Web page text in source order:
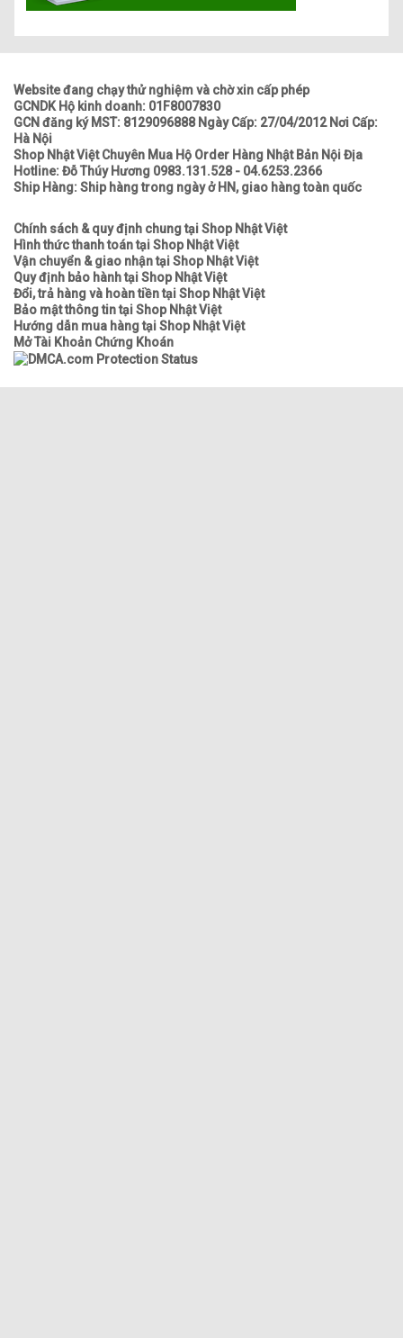
Website đang chạy thử nghiệm và chờ xin cấp phép
GCNDK Hộ kinh doanh: 01F8007830
GCN đăng ký MST: 8129096888 Ngày Cấp: 27/04/2012 Nơi Cấp:
Hà Nội
Shop Nhật Việt Chuyên Mua Hộ Order Hàng Nhật Bản Nội Địa
Hotline: Đỗ Thúy Hương 0983.131.528 - 04.6253.2366
Ship Hàng: Ship hàng trong ngày ở HN, giao hàng toàn quốc
Chính sách & quy định chung tại Shop Nhật Việt
Hình thức thanh toán tại Shop Nhật Việt
Vận chuyển & giao nhận tại Shop Nhật Việt
Quy định bảo hành tại Shop Nhật Việt
Đổi, trả hàng và hoàn tiền tại Shop Nhật Việt
Bảo mật thông tin tại Shop Nhật Việt
Hướng dẫn mua hàng tại Shop Nhật Việt
Mở Tài Khoản Chứng Khoán